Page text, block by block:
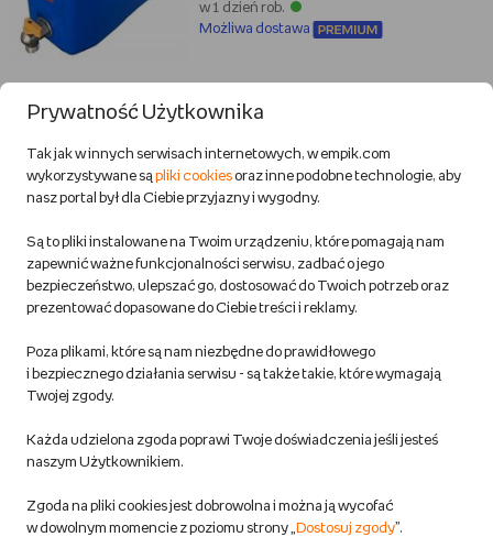
w 1 dzień rob.
Możliwa dostawa
DODAJ DO KOSZYKA
Lejek składany silikonowy różowy do
warsztatu do motocykla samochodu
DKM
Przewidywana wysyłka:
w 1 dzień rob.
Prywatność Użytkownika
Tak jak w innych serwisach internetowych, w empik.com
wykorzystywane sąpliki cookiesoraz inne podobne technologie, aby
nasz portal był dla Ciebie przyjazny i wygodny.
Są to pliki instalowane na Twoim urządzeniu, które pomagają nam
zapewnić ważne funkcjonalności serwisu, zadbać o jego
bezpieczeństwo, ulepszać go, dostosować do Twoich potrzeb oraz
prezentować dopasowane do Ciebie treści i reklamy.
Poza plikami, które są nam niezbędne do prawidłowego
i bezpiecznego działania serwisu - są także takie, które wymagają
Twojej zgody.
Każda udzielona zgoda poprawi Twoje doświadczenia jeśli jesteś
naszym Użytkownikiem.
Zgoda na pliki cookies jest dobrowolna i można ją wycofać
w dowolnym momencie z poziomu strony „ Dostosuj zgody”.